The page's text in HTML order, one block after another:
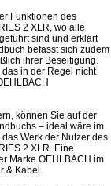
Funktionen des
2 XLR, wo alle
sind und erklärt
befasst sich zudem
ihrer Beseitigung.
in der Regel nicht
können Sie auf der
– ideal wäre im
Werk der Nutzer des
2 XLR. Eine
Marke OEHLBACH im
& Kabel.